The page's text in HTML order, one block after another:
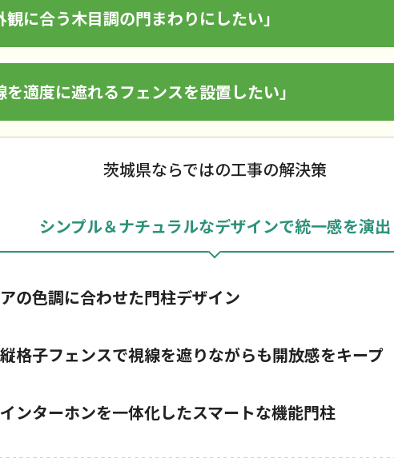
観に合う木目調の門まわりにしたい」
を適度に遮れるフェンスを設置したい」
茨城県ならではの工事の解決策
シンプル＆ナチュラルなデザインで統一感を演出
の色調に合わせた門柱デザイン
格子フェンスで視線を遮りながらも開放感をキープ
ンターホンを一体化したスマートな機能門柱